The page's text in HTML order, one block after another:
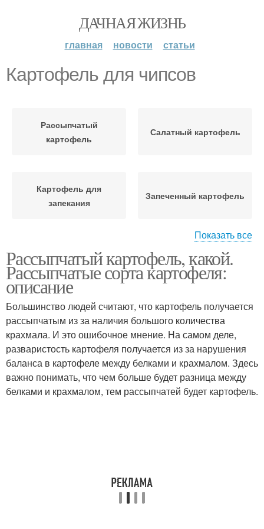
ДАЧНАЯ ЖИЗНЬ
главная новости статьи
Картофель для чипсов
Рассыпчатый
картофель
Салатный картофель
Картофель для
запекания
Запеченный картофель
Картофель с
пряностями
Картофель со сливками
Картофель с сулугуни Картофель с салом
Картофель в крупной
соли
Картофель для жарки
Показать все
Рассыпчатый картофель, какой.
Рассыпчатые сорта картофеля:
описание
Большинство людей считают, что картофель получается
рассыпчатым из за наличия большого количества
крахмала. И это ошибочное мнение. На самом деле,
разваристость картофеля получается из за нарушения
баланса в картофеле между белками и крахмалом. Здесь
важно понимать, что чем больше будет разница между
белками и крахмалом, тем рассыпчатей будет картофель.